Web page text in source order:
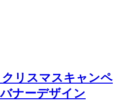
リスマスキャンペ
ナーデザイン